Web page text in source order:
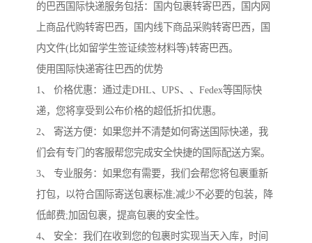
的巴西国际快递服务包括：国内包裹转寄巴西，国内网
上商品代购转寄巴西，国内线下商品采购转寄巴西，国
内文件(比如留学生签证续签材料等)转寄巴西。
使用国际快递寄往巴西的优势
1、 价格优惠：通过走DHL、UPS、、Fedex等国际快
递，您将享受到公布价格的超低折扣优惠。
2、 寄送方便：如果您并不清楚如何寄送国际快递，我
们会有专门的客服帮您完成安全快捷的国际配送方案。
3、 专业服务：如果您有需要，我们会帮您将包裹重新
打包，以符合国际寄送包裹标准;减少不必要的包装，降
低邮费;加固包裹，提高包裹的安全性。
4、 安全：我们在收到您的包裹时实现当天入库，时间